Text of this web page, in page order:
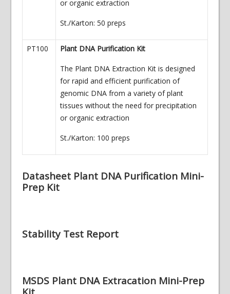
or organic extraction
St./Karton: 50 preps
PT100 Plant DNA Purification Kit
The Plant DNA Extraction Kit is designed
for rapid and efficient purification of
genomic DNA from a variety of plant
tissues without the need for precipitation
or organic extraction
St./Karton: 100 preps
Datasheet Plant DNA Purification Mini-
Prep Kit
Stability Test Report
MSDS Plant DNA Extracation Mini-Prep